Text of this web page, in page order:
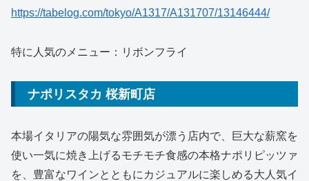
https://tabelog.com/tokyo/A1317/A131707/13146444/
特に人気のメニュー：リボンフライ
ナポリスタカ 桜新町店
本場イタリアの陽気な雰囲気が漂う店内で、巨大な薪窯を
使い一気に焼き上げるモチモチ食感の本格ナポリピッツァ
を、豊富なワインとともにカジュアルに楽しめる大人気イ